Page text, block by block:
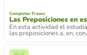
Completar Frases
Las Preposiciones en
En esta actividad el
las preposiciones a, en,